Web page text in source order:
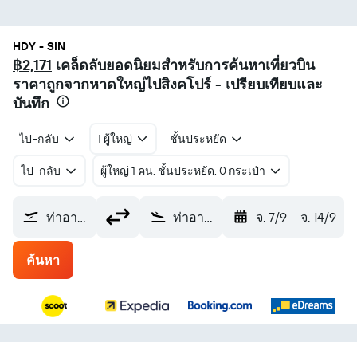
HDY - SIN
฿2,171 เคล็ดลับยอดนิยมสำหรับการค้นหาเที่ยวบิน
ราคาถูกจากหาดใหญ่ไปสิงคโปร์ - เปรียบเทียบและ
บันทึก
ไป-กลับ 1 ผู้ใหญ่ ชั้นประหยัด
ไป-กลับ ผู้ใหญ่ 1 คน, ชั้นประหยัด, 0 กระเป๋า
ท่าอากาศยานหาดใหญ่ (HDY) ท่าอากาศยานชางงีสิงคโปร์ (SIN) จ. 7/9 - จ. 14/9
ค้นหา